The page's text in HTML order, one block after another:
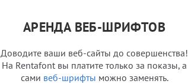
АРЕНДА ВЕБ-ШРИФТОВ
Доводите ваши веб-сайты до совершенства!
На Rentafont вы платите только за показы, а
сами веб-шрифты можно заменять.